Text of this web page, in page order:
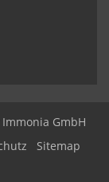
GmbH
Sitemap